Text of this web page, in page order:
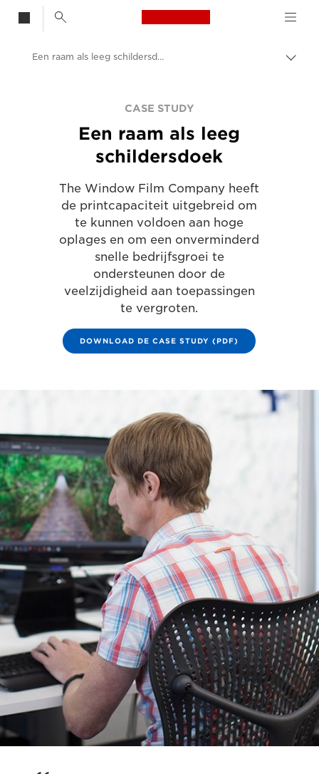
Canon Logo, back
Oplossingen en services
Zakelijke Case Studies
Een raam als leeg schildersdoek
CASE STUDY
Een raam als leeg
schildersdoek
The Window Film Company heeft
de printcapaciteit uitgebreid om
te kunnen voldoen aan hoge
oplages en om een onverminderd
snelle bedrijfsgroei te
ondersteunen door de
veelzijdigheid aan toepassingen
te vergroten.
DOWNLOAD DE CASE STUDY (PDF)